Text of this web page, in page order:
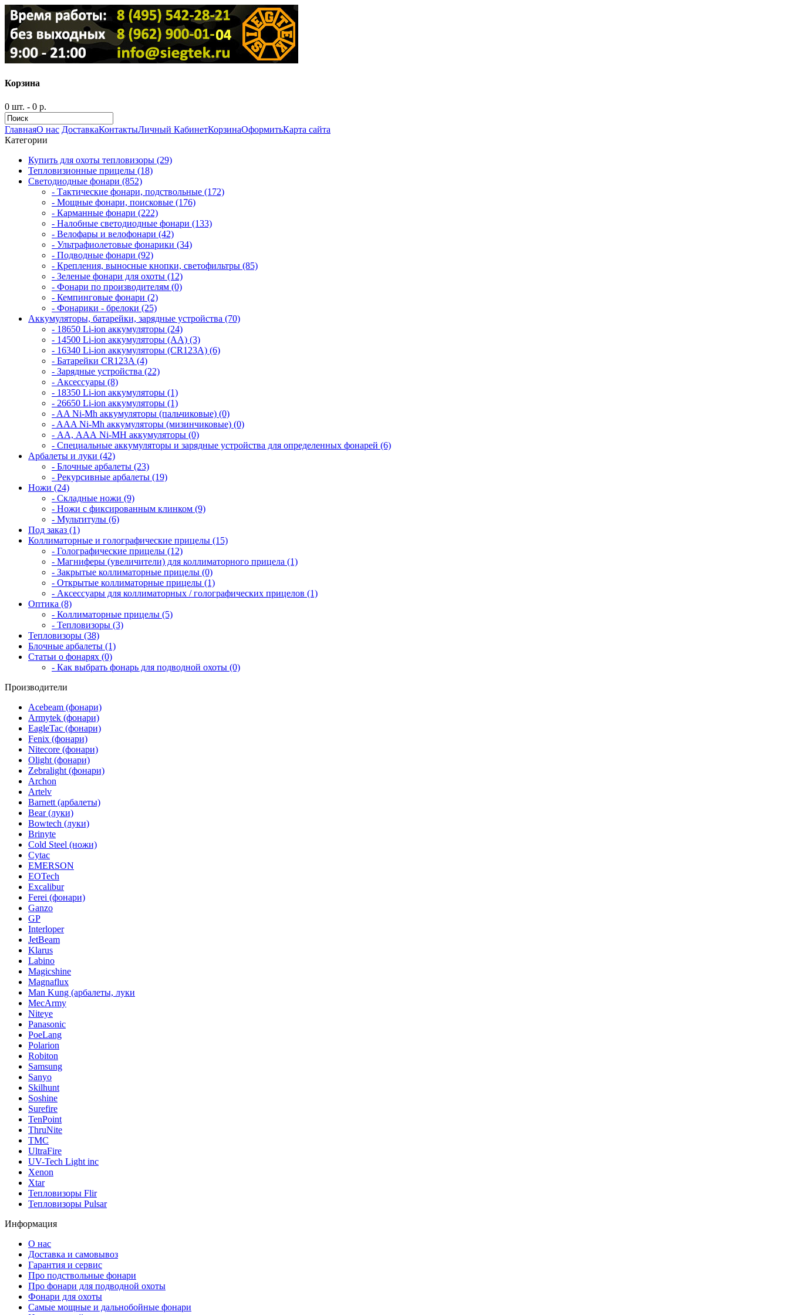
Корзина
0 шт. - 0 р.
ГлавнаяО нас ДоставкаКонтактыЛичный КабинетКорзинаОформитьКарта сайта
Категории
Купить для охоты тепловизоры (29)
Тепловизионные прицелы (18)
Светодиодные фонари (852)
- Тактические фонари, подствольные (172)
- Мощные фонари, поисковые (176)
- Карманные фонари (222)
- Налобные светодиодные фонари (133)
- Велофары и велофонари (42)
- Ультрафиолетовые фонарики (34)
- Подводные фонари (92)
- Крепления, выносные кнопки, светофильтры (85)
- Зеленые фонари для охоты (12)
- Фонари по производителям (0)
- Кемпинговые фонари (2)
- Фонарики - брелоки (25)
Аккумуляторы, батарейки, зарядные устройства (70)
- 18650 Li-ion аккумуляторы (24)
- 14500 Li-ion аккумуляторы (AA) (3)
- 16340 Li-ion аккумуляторы (CR123A) (6)
- Батарейки CR123A (4)
- Зарядные устройства (22)
- Аксессуары (8)
- 18350 Li-ion аккумуляторы (1)
- 26650 Li-ion аккумуляторы (1)
- AA Ni-Mh аккумуляторы (пальчиковые) (0)
- AAA Ni-Mh аккумуляторы (мизинчиковые) (0)
- АА, ААА Ni-MH аккумуляторы (0)
- Специальные аккумуляторы и зарядные устройства для определенных фонарей (6)
Арбалеты и луки (42)
- Блочные арбалеты (23)
- Рекурсивные арбалеты (19)
Ножи (24)
- Складные ножи (9)
- Ножи с фиксированным клинком (9)
- Мультитулы (6)
Под заказ (1)
Коллиматорные и голографические прицелы (15)
- Голографические прицелы (12)
- Магниферы (увеличители) для коллиматорного прицела (1)
- Закрытые коллиматорные прицелы (0)
- Открытые коллиматорные прицелы (1)
- Аксессуары для коллиматорных / голографических прицелов (1)
Оптика (8)
- Коллиматорные прицелы (5)
- Тепловизоры (3)
Тепловизоры (38)
Блочные арбалеты (1)
Статьи о фонарях (0)
- Как выбрать фонарь для подводной охоты (0)
Производители
Acebeam (фонари)
Armytek (фонари)
EagleTac (фонари)
Fenix (фонари)
Nitecore (фонари)
Olight (фонари)
Zebralight (фонари)
Archon
Artelv
Barnett (арбалеты)
Bear (луки)
Bowtech (луки)
Brinyte
Cold Steel (ножи)
Cytac
EMERSON
EOTech
Excalibur
Ferei (фонари)
Ganzo
GP
Interloper
JetBeam
Klarus
Labino
Magicshine
Magnaflux
Man Kung (арбалеты, луки
MecArmy
Niteye
Panasonic
PoeLang
Polarion
Robiton
Samsung
Sanyo
Skilhunt
Soshine
Surefire
TenPoint
ThruNite
TMC
UltraFire
UV-Tech Light inc
Xenon
Xtar
Тепловизоры Flir
Тепловизоры Pulsar
Информация
О нас
Доставка и самовывоз
Гарантия и сервис
Про подствольные фонари
Про фонари для подводной охоты
Фонари для охоты
Самые мощные и дальнобойные фонари